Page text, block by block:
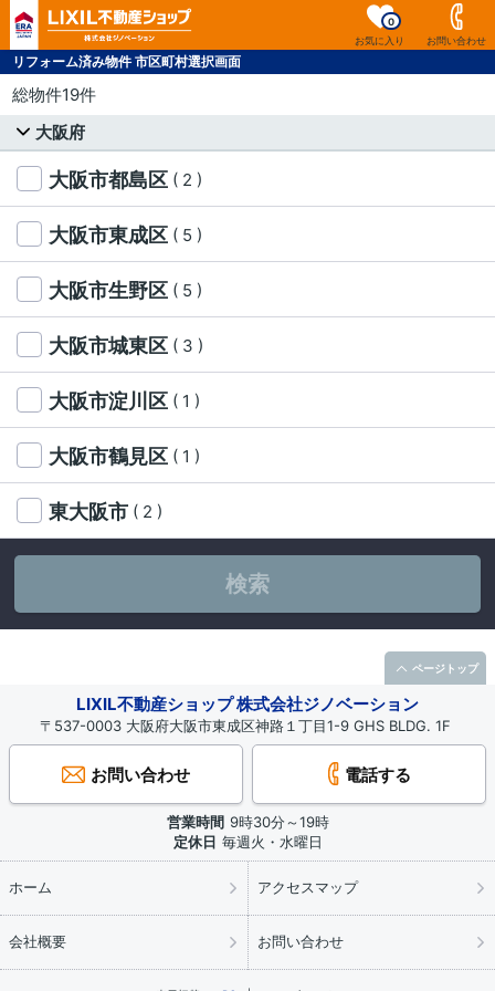
お気に入り
0
お問い合わせ
リフォーム済み物件 市区町村選択画面
総物件19件
大阪府
大阪市都島区 ( 2 )
大阪市東成区 ( 5 )
大阪市生野区 ( 5 )
大阪市城東区 ( 3 )
大阪市淀川区 ( 1 )
大阪市鶴見区 ( 1 )
東大阪市 ( 2 )
検索
LIXIL不動産ショップ 株式会社ジノベーション
〒537-0003 大阪府大阪市東成区神路１丁目1-9 GHS BLDG. 1F
お問い合わせ 電話する
営業時間 9時30分～19時
定休日 毎週火・水曜日
ホーム アクセスマップ
会社概要 お問い合わせ
ページトップ